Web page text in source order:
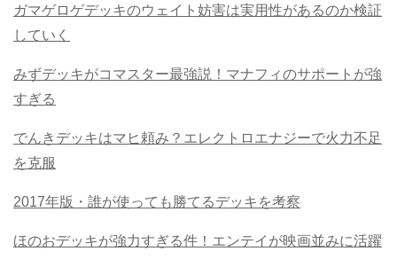
ガマゲロゲデッキのウェイト妨害は実用性があるのか検証
していく
みずデッキがコマスター最強説！マナフィのサポートが強
すぎる
でんきデッキはマヒ頼み？エレクトロエナジーで火力不足
を克服
2017年版・誰が使っても勝てるデッキを考察
ほのおデッキが強力すぎる件！エンテイが映画並みに活躍